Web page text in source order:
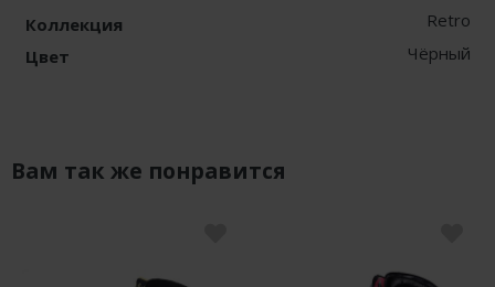
Коллекция
Retro
Цвет
Чёрный
Вам так же понравится